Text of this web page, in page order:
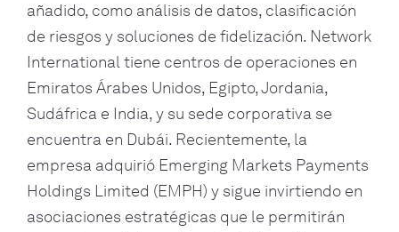
añadido, como análisis de datos, clasificación
de riesgos y soluciones de fidelización. Network
International tiene centros de operaciones en
Emiratos Árabes Unidos, Egipto, Jordania,
Sudáfrica e India, y su sede corporativa se
encuentra en Dubái. Recientemente, la
empresa adquirió Emerging Markets Payments
Holdings Limited (EMPH) y sigue invirtiendo en
asociaciones estratégicas que le permitirán